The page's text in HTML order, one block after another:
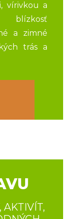
vírivkou a
blízkosť
a zimné
trás a
AKTIVÍT,